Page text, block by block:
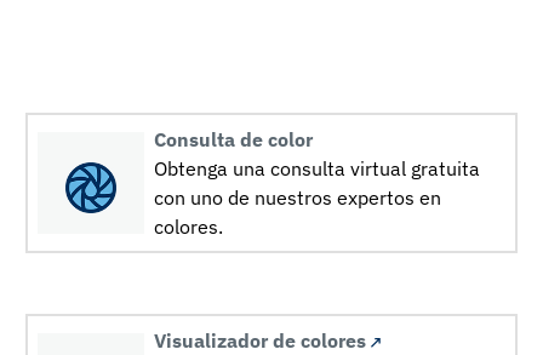
Consulta de color
Obtenga una consulta virtual gratuita
con uno de nuestros expertos en
colores.
Visualizador de colores